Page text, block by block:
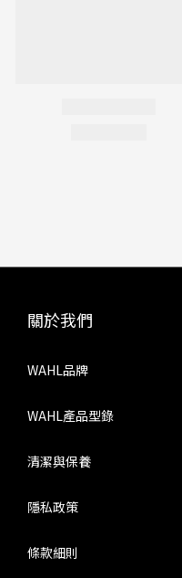
關於我們
WAHL品牌
WAHL產品型錄
清潔與保養
隱私政策
條款細則